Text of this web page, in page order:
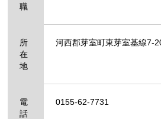
職
所
在
地
河西郡芽室町東芽室基線7-
電
話
0155-62-7731